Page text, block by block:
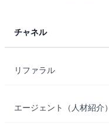
チャネル
リファラル
エージェント（人材紹介）